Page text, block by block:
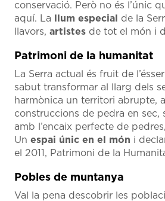
conservació. Però no és l’únic
aquí. La
llum especial
de la
llavors, artistes de tot el món i
Patrimoni de la humanitat
La Serra actual és fruit de
sabut transformar al llarg dels
harmònica un territori abrupte,
construccions de pedra en sec,
amb l’encaix perfecte de
Un espai únic en el món i
el 2011, Patrimoni de la
Pobles de muntanya
Val la pena descobrir les